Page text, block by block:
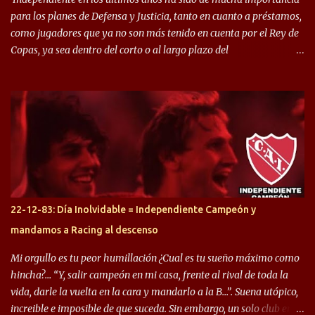
para los planes de Defensa y Justicia, tanto en cuanto a préstamos,
como jugadores que ya no son más tenido en cuenta por el Rey de
Copas, ya sea dentro del corto o al largo plazo del
Halcón de Varela, como lo es Brian Romero, quien paso a
préstamo allí durante el último mercado de pases y ha rendido de
gran manera, convirtiendo goles importantes, sobre todo en la
copa sudamericana. Pero no sucedió lo mismo en cuanto al
rendimiento que ha producido en el Rojo. Pasando a jugadores que
jugaron en Defensa y ahora están en el rojo, tenemos a la dupla
Gastón Togni y Domingo Blanco, donde ambos explotaron
futbolísticamente hablando en el equipo de Varela, donde, por
ejemplo, el caso de Mingo llego a ser tenido en cuenta para el
Seleccionado Argentino, rendimiento que aún no ha logrado
mostrar en Independiente. En e...
22-12-83: Día Inolvidable = Independiente Campeón y
mandamos a Racing al descenso
Mi orgullo es tu peor humillación ¿Cual es tu sueño máximo como
hincha?… “Y, salir campeón en mi casa, frente al rival de toda la
vida, darle la vuelta en la cara y mandarlo a la B…”. Suena utópico,
increible e imposible de que suceda. Sin embargo, un solo club en el